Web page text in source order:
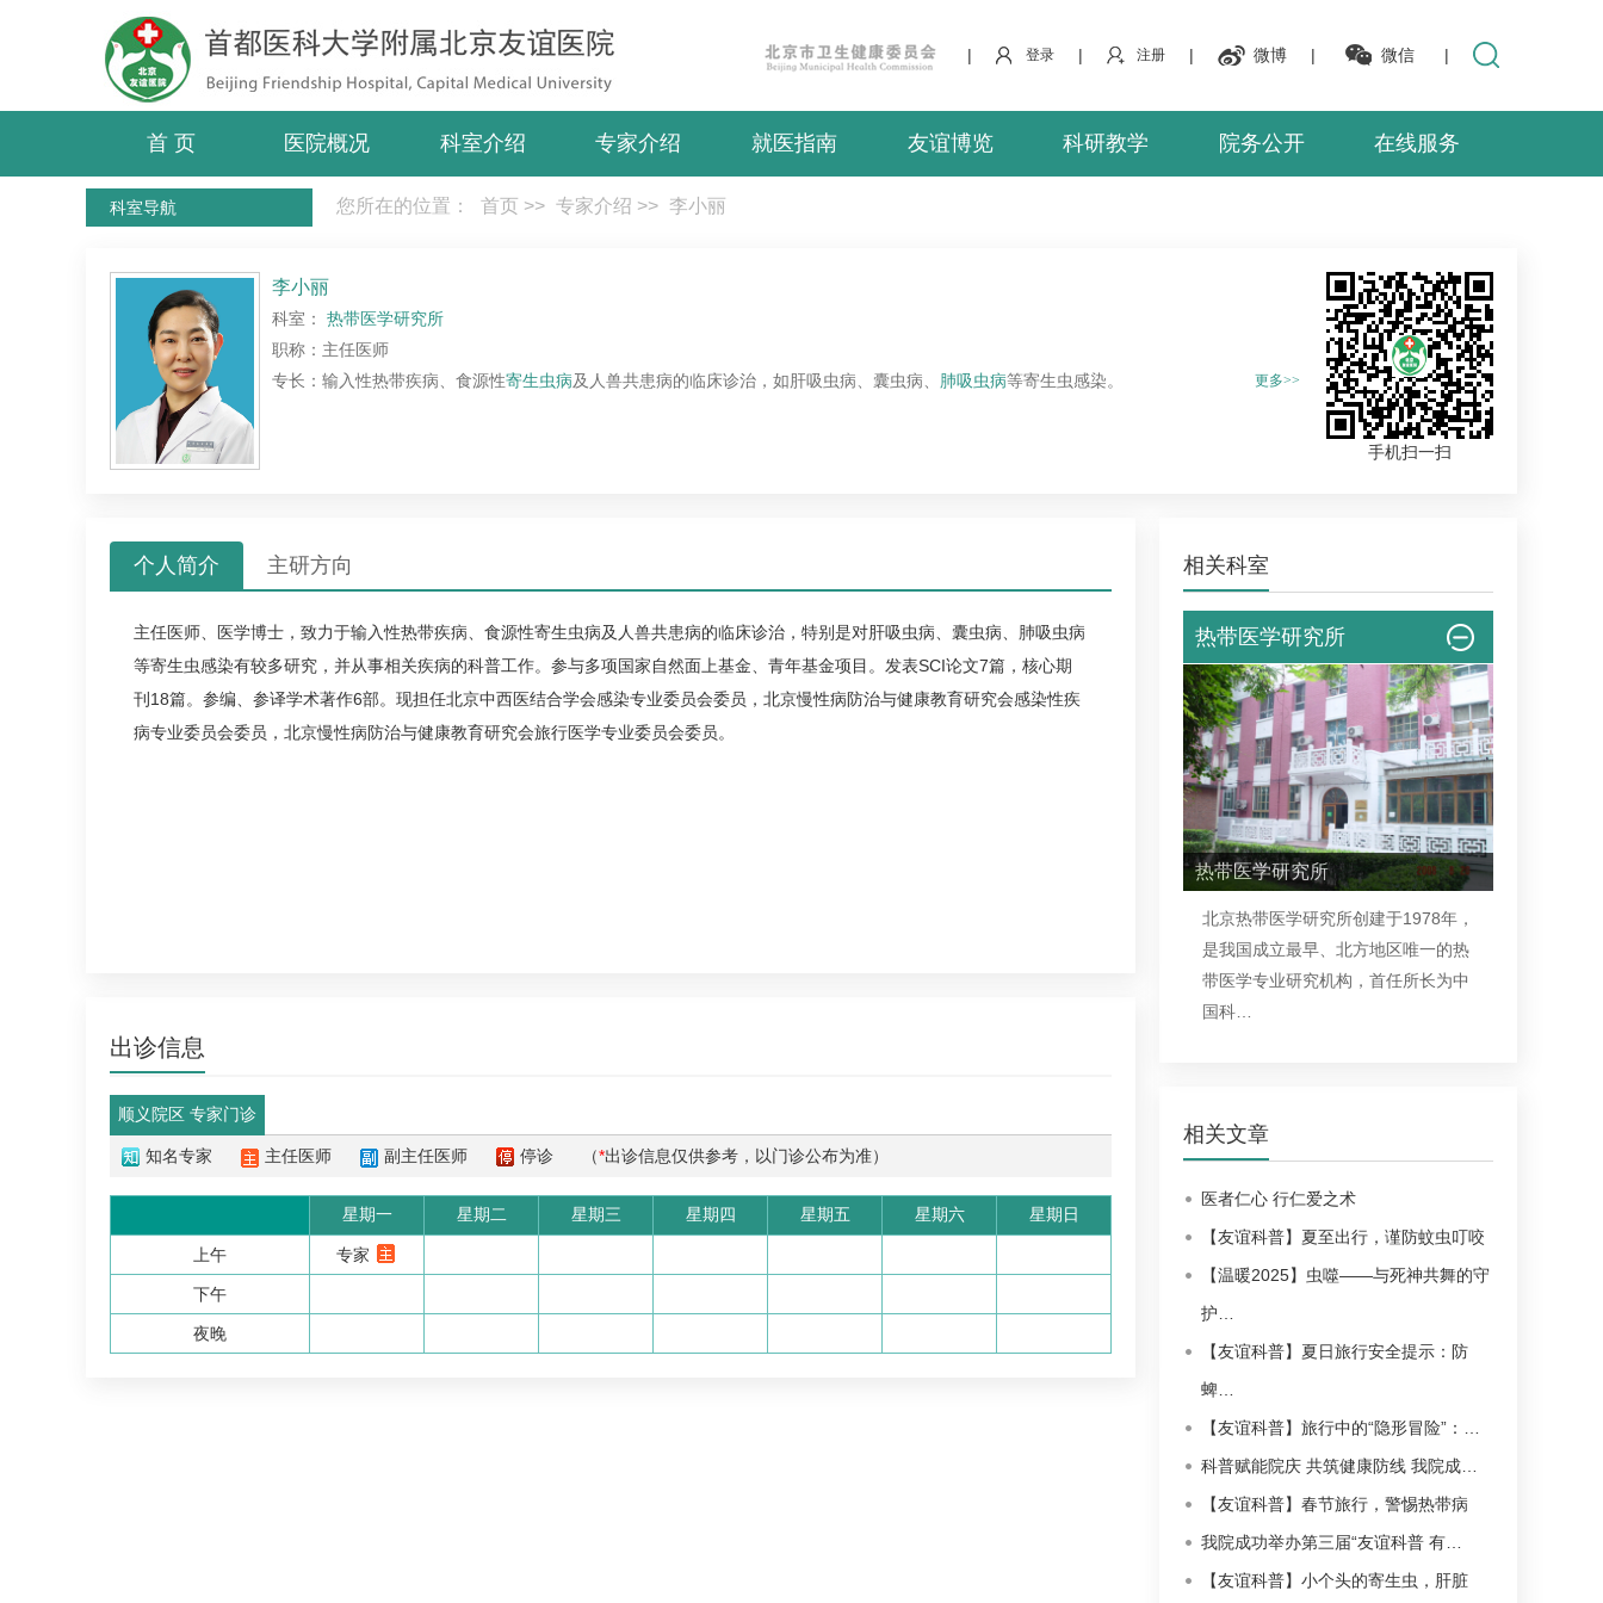
| 登录 | 注册 | 微博 | 微信 |
首 页 医院概况 科室介绍 专家介绍 就医指南 友谊博览 科研教学 院务公开 在线服务
您所在的位置： 首页 >> 专家介绍 >> 李小丽
科室导航
李小丽
科室： 热带医学研究所
职称：主任医师
专长：输入性热带疾病、食源性寄生虫病及人兽共患病的临床诊治，如肝吸虫病、囊虫病、 肺吸虫病等寄生虫感染。 更多>>
手机扫一扫
个人简介 主研方向
主任医师、医学博士，致力于输入性热带疾病、食源性寄生虫病及人兽共患病的临床诊治，特别是对肝吸虫病、囊虫病、 肺吸虫病
等寄生虫感染有较多研究，并从事相关疾病的科普工作。参与多项国家自然面上基金、青年基金项目。发表SCI论文7篇，核心期
刊18篇。参编、参译学术著作6部。现担任北京中西医结合学会感染专业委员会委员，北京慢性病防治与健康教育研究会感染性疾
病专业委员会委员，北京慢性病防治与健康教育研究会旅行医学专业委员会委员。
出诊信息
顺义院区 专家门诊
知名专家 主任医师 副主任医师 停诊 （*出诊信息仅供参考，以门诊公布为准）
星期一 星期二 星期三 星期四 星期五 星期六 星期日
上午 专家
下午
夜晚
相关科室
热带医学研究所
热带医学研究所
北京热带医学研究所创建于1978年，
是我国成立最早、北方地区唯一的热
带医学专业研究机构，首任所长为中
国科…
相关文章
医者仁心 行仁爱之术
【友谊科普】夏至出行，谨防蚊虫叮咬
【温暖2025】虫噬——与死神共舞的守
护…
【友谊科普】夏日旅行安全提示：防
蜱…
【友谊科普】旅行中的“隐形冒险”：…
科普赋能院庆 共筑健康防线 我院成…
【友谊科普】春节旅行，警惕热带病
我院成功举办第三届“友谊科普 有…
【友谊科普】小个头的寄生虫，肝脏